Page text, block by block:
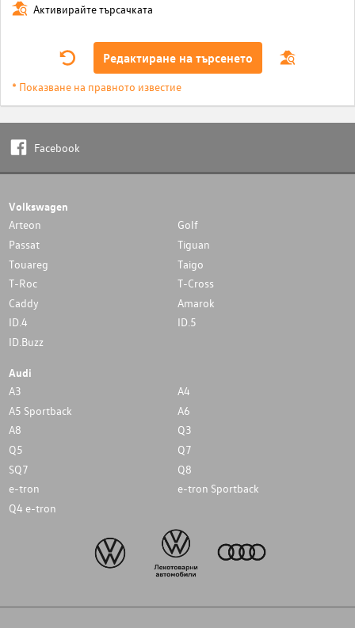
Активирайте търсачката
Редактиране на търсенето
* Показване на правното известие
Facebook
Volkswagen
Arteon
Golf
Passat
Tiguan
Touareg
Taigo
T-Roc
T-Cross
Caddy
Amarok
ID.4
ID.5
ID.Buzz
Audi
A3
A4
A5 Sportback
A6
A8
Q3
Q5
Q7
SQ7
Q8
e-tron
e-tron Sportback
Q4 e-tron